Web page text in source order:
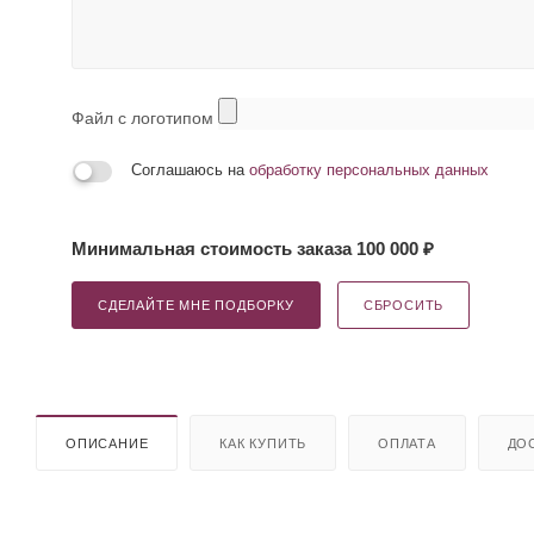
Файл с логотипом
Соглашаюсь на обработку персональных данных
Минимальная стоимость заказа 100 000 ₽
СДЕЛАЙТЕ МНЕ ПОДБОРКУ СБРОСИТЬ
ОПИСАНИЕ КАК КУПИТЬ ОПЛАТА